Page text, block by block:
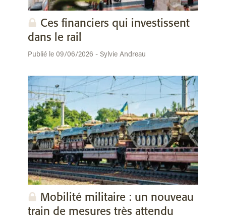
Ces financiers qui investissent
dans le rail
Publié le 09/06/2026 - Sylvie Andreau
Mobilité militaire : un nouveau
train de mesures très attendu